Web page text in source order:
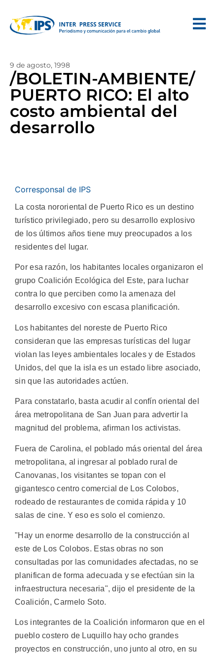
9 de agosto, 1998
/BOLETIN-AMBIENTE/
PUERTO RICO: El alto
costo ambiental del
desarrollo
Corresponsal de IPS
La costa nororiental de Puerto Rico es un destino
turístico privilegiado, pero su desarrollo explosivo
de los últimos años tiene muy preocupados a los
residentes del lugar.
Por esa razón, los habitantes locales organizaron el
grupo Coalición Ecológica del Este, para luchar
contra lo que perciben como la amenaza del
desarrollo excesivo con escasa planificación.
Los habitantes del noreste de Puerto Rico
consideran que las empresas turísticas del lugar
violan las leyes ambientales locales y de Estados
Unidos, del que la isla es un estado libre asociado,
sin que las autoridades actúen.
Para constatarlo, basta acudir al confín oriental del
área metropolitana de San Juan para advertir la
magnitud del problema, afirman los activistas.
Fuera de Carolina, el poblado más oriental del área
metropolitana, al ingresar al poblado rural de
Canovanas, los visitantes se topan con el
gigantesco centro comercial de Los Colobos,
rodeado de restaurantes de comida rápida y 10
salas de cine. Y eso es solo el comienzo.
"Hay un enorme desarrollo de la construcción al
este de Los Colobos. Estas obras no son
consultadas por las comunidades afectadas, no se
planifican de forma adecuada y se efectúan sin la
infraestructura necesaria", dijo el presidente de la
Coalición, Carmelo Soto.
Los integrantes de la Coalición informaron que en el
pueblo costero de Luquillo hay ocho grandes
proyectos en construcción, uno junto al otro, en su